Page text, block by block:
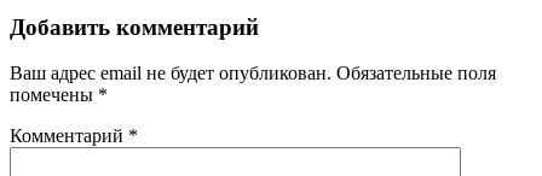
Добавить комментарий
Ваш адрес email не будет опубликован. Обязательные поля
помечены *
Комментарий *